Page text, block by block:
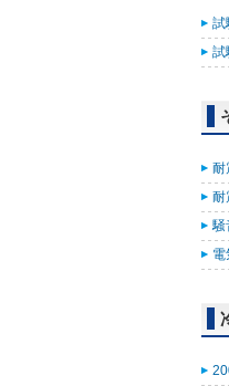
試
試
耐
耐
騒